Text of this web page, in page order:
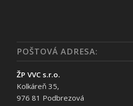
POŠTOVÁ ADRESA:
ŽP VVC s.r.o.
Kolkáreň 35,
976 81 Podbrezová